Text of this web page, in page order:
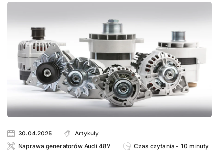
30.04.2025
Artykuły
Naprawa generatorów Audi 48V
Czas czytania - 10 minuty